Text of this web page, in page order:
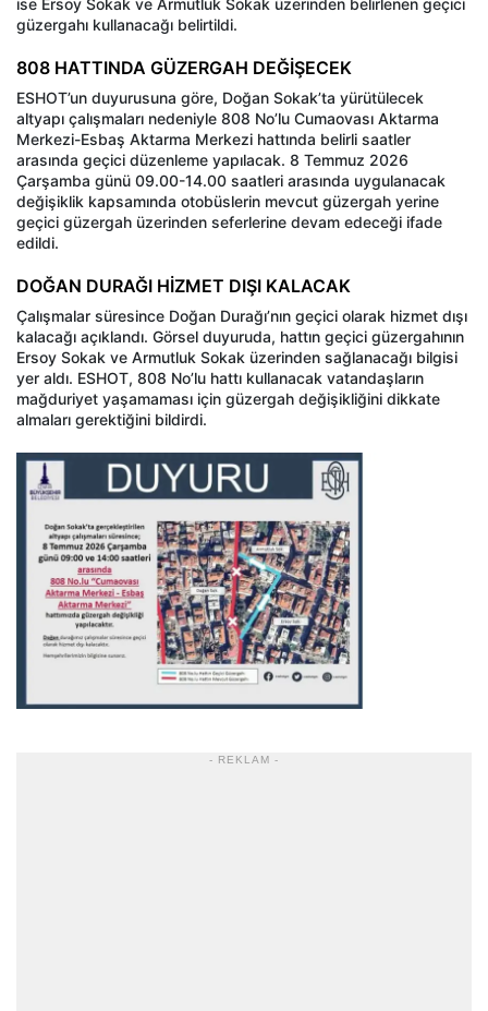
ise Ersoy Sokak ve Armutluk Sokak üzerinden belirlenen geçici
güzergahı kullanacağı belirtildi.
808 HATTINDA GÜZERGAH DEĞİŞECEK
ESHOT’un duyurusuna göre, Doğan Sokak’ta yürütülecek
altyapı çalışmaları nedeniyle 808 No’lu Cumaovası Aktarma
Merkezi-Esbaş Aktarma Merkezi hattında belirli saatler
arasında geçici düzenleme yapılacak. 8 Temmuz 2026
Çarşamba günü 09.00-14.00 saatleri arasında uygulanacak
değişiklik kapsamında otobüslerin mevcut güzergah yerine
geçici güzergah üzerinden seferlerine devam edeceği ifade
edildi.
DOĞAN DURAĞI HİZMET DIŞI KALACAK
Çalışmalar süresince Doğan Durağı’nın geçici olarak hizmet dışı
kalacağı açıklandı. Görsel duyuruda, hattın geçici güzergahının
Ersoy Sokak ve Armutluk Sokak üzerinden sağlanacağı bilgisi
yer aldı. ESHOT, 808 No’lu hattı kullanacak vatandaşların
mağduriyet yaşamaması için güzergah değişikliğini dikkate
almaları gerektiğini bildirdi.
- REKLAM -